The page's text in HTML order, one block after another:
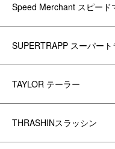
Speed Merchant スピード
SUPERTRAPP スーパー
TAYLOR テーラー
THRASHINスラッシン